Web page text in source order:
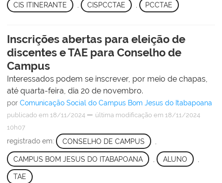
CIS ITINERANTE CISPCCTAE PCCTAE
Inscrições abertas para eleição de
discentes e TAE para Conselho de
Campus
Interessados podem se inscrever, por meio de chapas,
até quarta-feira, dia 20 de novembro.
por Comunicação Social do Campus Bom Jesus do Itabapoana
publicado em 18/11/2024 — última modificação em 18/11/2024
10h07
registrado em: CONSELHO DE CAMPUS
CAMPUS BOM JESUS DO ITABAPOANA ALUNO
TAE